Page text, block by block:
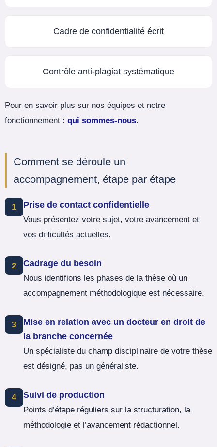
Cadre de confidentialité écrit
Contrôle anti-plagiat systématique
Pour en savoir plus sur nos équipes et notre
fonctionnement : qui sommes-nous.
Comment se déroule un
accompagnement, étape par étape
1 Prise de contact confidentielle
Vous présentez votre sujet, votre avancement et
vos difficultés actuelles.
2 Cadrage du besoin
Nous identifions les phases de la thèse où un
accompagnement méthodologique est nécessaire.
3
Mise en relation avec un docteur en droit de
la branche concernée
Un spécialiste du champ disciplinaire de votre thèse
est désigné, pas un généraliste.
4 Suivi de production
Points d’étape réguliers sur la structuration, la
méthodologie et l’avancement rédactionnel.